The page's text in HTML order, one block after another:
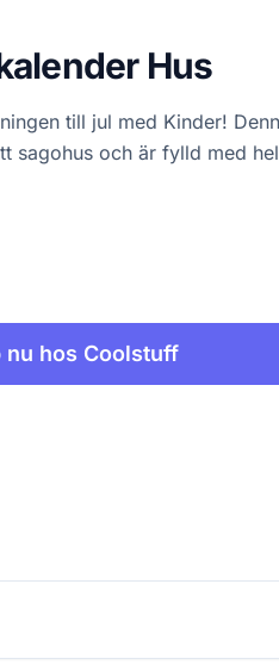
Hus
till jul med Kinder!
sagohus och är fylld med
nu hos Coolstuff